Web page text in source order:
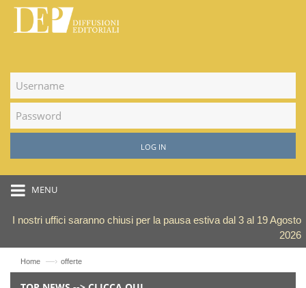
LOG IN
MENU
I nostri uffici saranno chiusi per la pausa estiva dal 3 al 19 Agosto
2026
Home —› offerte